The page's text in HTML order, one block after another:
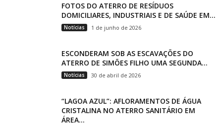
FOTOS DO ATERRO DE RESÍDUOS
DOMICILIARES, INDUSTRIAIS E DE SAÚDE EM...
Notícias 1 de junho de 2026
ESCONDERAM SOB AS ESCAVAÇÕES DO
ATERRO DE SIMÕES FILHO UMA SEGUNDA...
Notícias 30 de abril de 2026
“LAGOA AZUL”: AFLORAMENTOS DE ÁGUA
CRISTALINA NO ATERRO SANITÁRIO EM
ÁREA...